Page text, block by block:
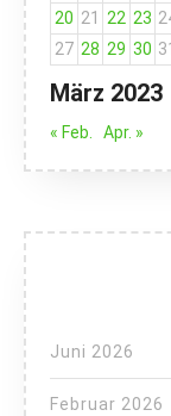
März 2023
20 21 22 23
27 28 29 30 31
« Feb. Apr. »
Juni 2026
Februar 2026